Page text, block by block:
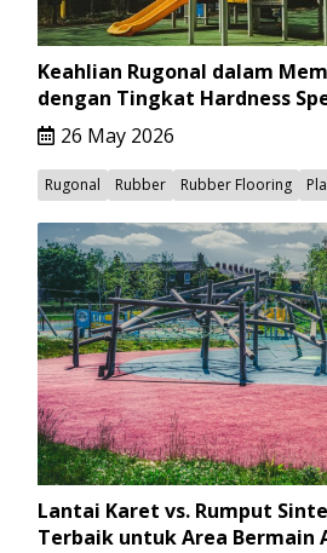
Keahlian Rugonal dalam
dengan Tingkat Hardness
26 May 2026
Rugonal Rubber Rubber Flooring
Lantai Karet vs. Rumput
Terbaik untuk Area Bermain